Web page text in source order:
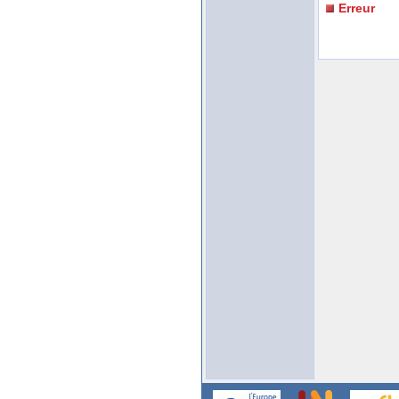
Erreur